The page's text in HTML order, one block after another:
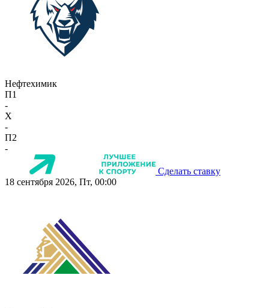
Нефтехимик
П1
-
X
-
П2
-
Сделать ставку
18 сентября 2026, Пт, 00:00